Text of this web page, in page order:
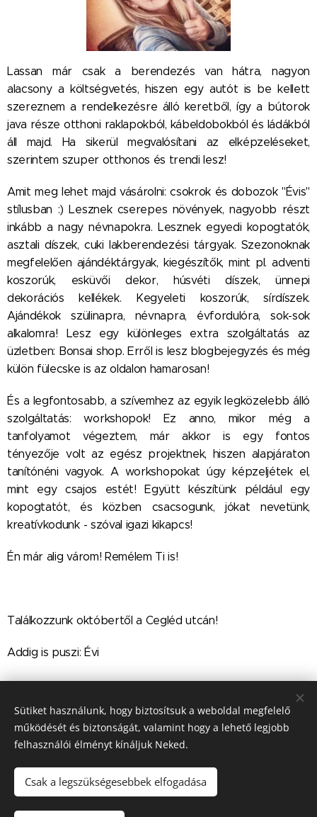
Lassan már csak a berendezés van hátra, nagyon
alacsony a költségvetés, hiszen egy autót is be kellett
szereznem a rendelkezésre álló keretből, így a bútorok
java része otthoni raklapokból, kábeldobokból és ládákból
áll majd. Ha sikerül megvalósítani az elképzeléseket,
szerintem szuper otthonos és trendi lesz!
Amit meg lehet majd vásárolni: csokrok és dobozok "Évis"
stílusban :) Lesznek cserepes növények, nagyobb részt
inkább a nagy névnapokra. Lesznek egyedi kopogtatók,
asztali díszek, cuki lakberendezési tárgyak. Szezonoknak
megfelelően ajándéktárgyak, kiegészítők, mint pl. adventi
koszorúk, esküvői dekor, húsvéti díszek, ünnepi
dekorációs kellékek. Kegyeleti koszorúk, sírdíszek.
Ajándékok szülinapra, névnapra, évfordulóra, sok-sok
alkalomra! Lesz egy különleges extra szolgáltatás az
üzletben: Bonsai shop. Erről is lesz blogbejegyzés és még
külön fülecske is az oldalon hamarosan!
És a legfontosabb, a szívemhez az egyik legközelebb álló
szolgáltatás: workshopok! Ez anno, mikor még a
tanfolyamot végeztem, már akkor is egy fontos
tényezője volt az egész projektnek, hiszen alapjáraton
tanítónéni vagyok. A workshopokat úgy képzeljétek el,
mint egy csajos estét! Együtt készítünk például egy
kopogtatót, és közben csacsogunk, jókat nevetünk,
kreatívkodunk - szóval igazi kikapcs!
Én már alig várom! Remélem Ti is!
Találkozzunk októbertől a Cegléd utcán!
Addig is puszi: Évi
Share
© 2016 Eve's Bouquet / Tedd szebbé virággal! Minden jog
Sütiket használunk, hogy biztosítsuk a weboldal megfelelő
működését és biztonságát, valamint hogy a lehető legjobb
felhasználói élményt kínáljuk Neked.
Csak a legszükségesebbek elfogadása